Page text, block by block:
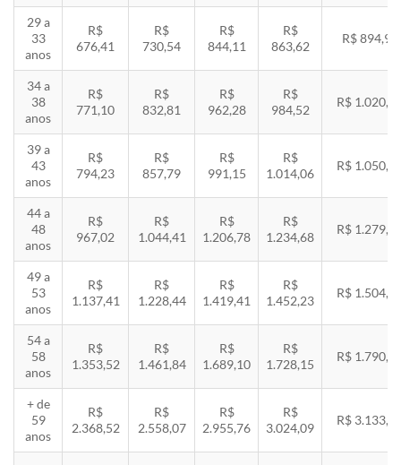
29 a
33
anos
R$
676,41
R$
730,54
R$
844,11
R$
863,62
R$ 894,94
34 a
38
anos
R$
771,10
R$
832,81
R$
962,28
R$
984,52
R$
39 a
43
anos
R$
794,23
R$
857,79
R$
991,15
R$
1.014,06
R$
44 a
48
anos
R$
967,02
R$
1.044,41
R$
1.206,78
R$
1.234,68
R$
49 a
53
anos
R$
1.137,41
R$
1.228,44
R$
1.419,41
R$
1.452,23
R$
54 a
58
anos
R$
1.353,52
R$
1.461,84
R$
1.689,10
R$
1.728,15
R$
+ de
59
anos
R$
2.368,52
R$
2.558,07
R$
2.955,76
R$
3.024,09
R$